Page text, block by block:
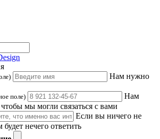
Нам нужно
поле)
Нам
мы могли связаться с вами
Если вы ничего не
нечего ответить